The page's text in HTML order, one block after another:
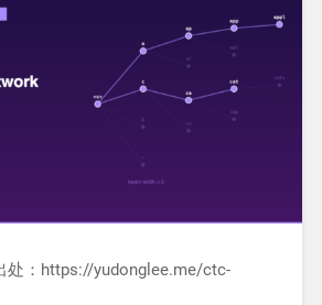
处：https://yudonglee.me/ctc-